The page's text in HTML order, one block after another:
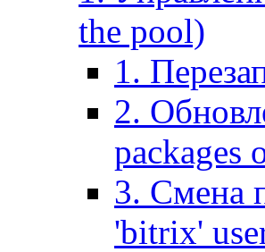
the pool)
1.
2.
packages
3. Смена
'bitrix'